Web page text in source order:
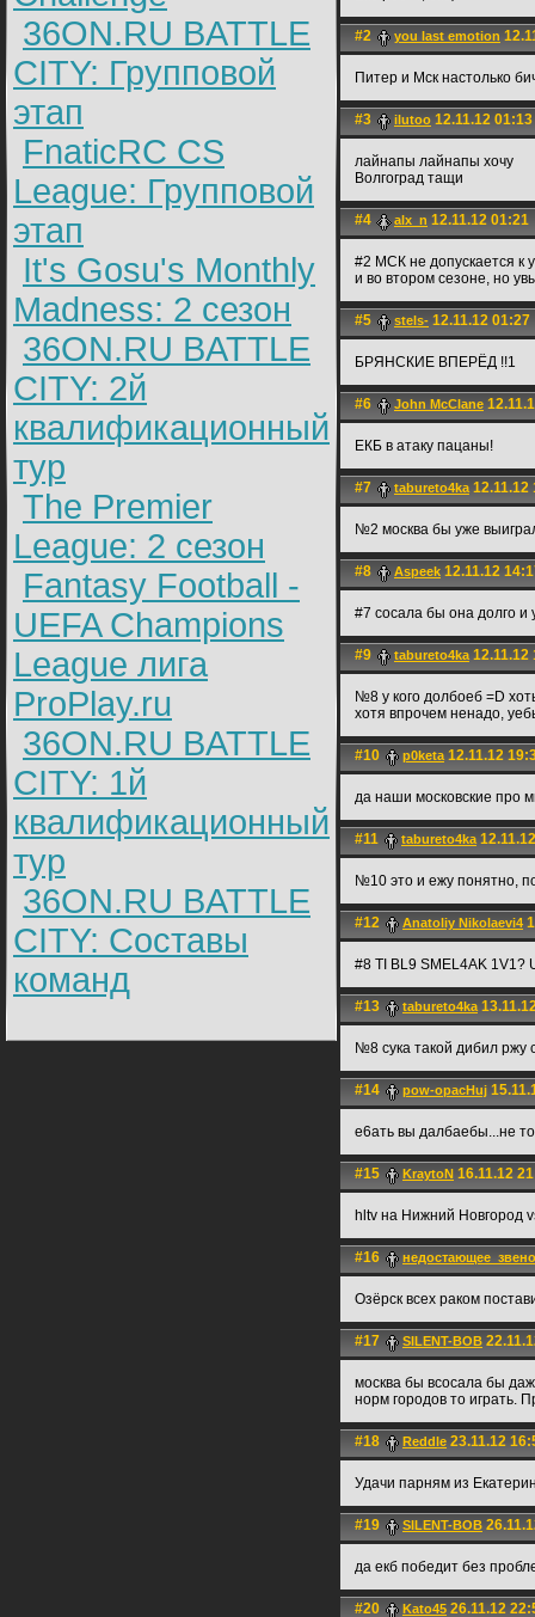
36ON.RU BATTLE
CITY: Групповой
этап
FnaticRC CS
League: Групповой
этап
It's Gosu's Monthly
Madness: 2 сезон
36ON.RU BATTLE
CITY: 2й
квалификационный
тур
The Premier
League: 2 cезон
Fantasy Football -
UEFA Champions
League лига
ProPlay.ru
36ON.RU BATTLE
CITY: 1й
квалификационный
тур
36ON.RU BATTLE
CITY: Составы
команд
#2 you last emotion
Питер и Мск настолько
#3 ilutoo 12.11.12 01:13
лайнапы лайнапы хочу
Волгоград тащи
#4 alx_n 12.11.12 01:21
#2 МСК не допускается к
и во втором сезоне, но
#5 stels- 12.11.12 01:27
БРЯНСКИЕ ВПЕРЁД !!1
#6 John McClane
ЕКБ в атаку пацаны!
#7 tabureto4ka12.11.12
№2 москва бы уже
#8 Aspeek 12.11.12
#7 сосала бы она долго и
#9 tabureto4ka12.11.12
№8 у кого долбоеб =D
хотя впрочем ненадо,
#10 p0keta12.11.12
да наши московские про
#11 tabureto4ka
№10 это и ежу понятно,
#12 Anatoliy Nikolaevi4
#8 TI BL9 SMEL4AK 1V1?
#13 tabureto4ka
№8 сука такой дибил ржу
#14 pow-opacHuj
е6ать вы далбаебы...не
#15 KraytoN 16.11.12
hltv на Нижний Новгород
#16 недостающее_звено
Озёрск всех раком
#17 SILENT-BOB
москва бы всосала бы
норм городов то играть.
#18 Reddle 23.11.12
Удачи парням из
#19 SILENT-BOB
да екб победит без
#20 Kato45 26.11.12